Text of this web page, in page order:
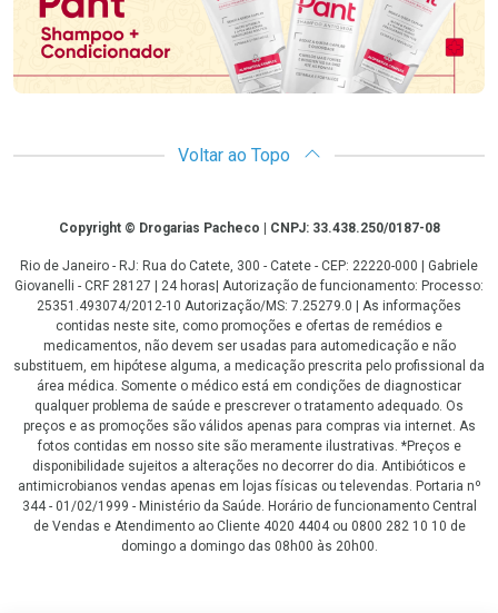
Voltar ao Topo
CopyrightCopyright © Drogarias Pacheco | CNPJ: 33.438.250/0187-08
Rio de Janeiro - RJ: Rua do Catete, 300 - Catete - CEP: 22220-000 | Gabriele
Giovanelli - CRF 28127 | 24 horas| Autorização de funcionamento: Processo:
25351.493074/2012-10 Autorização/MS: 7.25279.0 | As informações
contidas neste site, como promoções e ofertas de remédios e
medicamentos, não devem ser usadas para automedicação e não
substituem, em hipótese alguma, a medicação prescrita pelo profissional da
área médica. Somente o médico está em condições de diagnosticar
qualquer problema de saúde e prescrever o tratamento adequado. Os
preços e as promoções são válidos apenas para compras via internet. As
fotos contidas em nosso site são meramente ilustrativas. *Preços e
disponibilidade sujeitos a alterações no decorrer do dia. Antibióticos e
antimicrobianos vendas apenas em lojas físicas ou televendas. Portaria nº
344 - 01/02/1999 - Ministério da Saúde. Horário de funcionamento Central
de Vendas e Atendimento ao Cliente 4020 4404 ou 0800 282 10 10 de
domingo a domingo das 08h00 às 20h00.